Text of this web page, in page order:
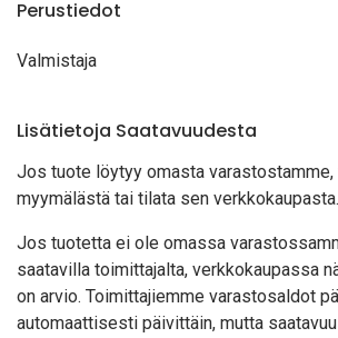
Perustiedot
Valmistaja
Lisätietoja Saatavuudesta
Jos tuote löytyy omasta
myymälästä tai tilata sen verkkokaupasta.
Jos tuotetta ei ole omassa
saatavilla toimittajalta, verkkokaupassa
on arvio. Toimittajiemme varastosaldot
automaattisesti päivittäin, mutta